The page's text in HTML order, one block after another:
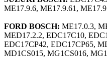
ME17.9.6, ME17.9.61,
FORD BOSCH: ME17.0.3,
MED17.2.2, EDC17C10,
EDC17CP42, EDC17CP65,
MD1CS015, MG1CS016,